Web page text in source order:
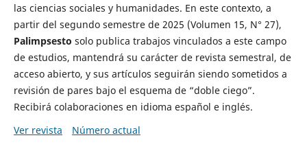
las ciencias sociales y humanidades. En este contexto, a
partir del segundo semestre de 2025 (Volumen 15, N° 27),
Palimpsesto solo publica trabajos vinculados a este campo
de estudios, mantendrá su carácter de revista semestral, de
acceso abierto, y sus artículos seguirán siendo sometidos a
revisión de pares bajo el esquema de “doble ciego”.
Recibirá colaboraciones en idioma español e inglés.
Ver revista
Número actual